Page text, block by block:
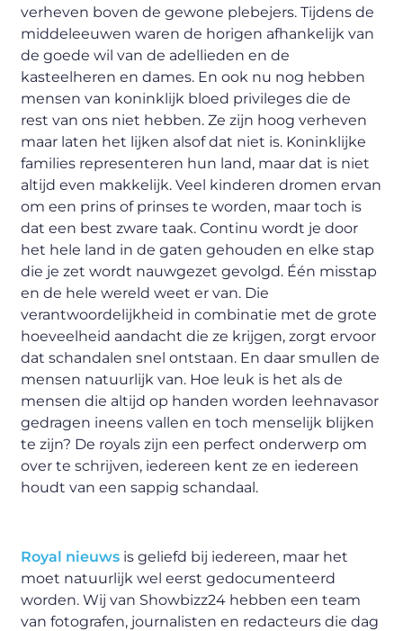
verheven boven de gewone plebejers. Tijdens de
middeleeuwen waren de horigen afhankelijk van
de goede wil van de adellieden en de
kasteelheren en dames. En ook nu nog hebben
mensen van koninklijk bloed privileges die de
rest van ons niet hebben. Ze zijn hoog verheven
maar laten het lijken alsof dat niet is. Koninklijke
families representeren hun land, maar dat is niet
altijd even makkelijk. Veel kinderen dromen ervan
om een prins of prinses te worden, maar toch is
dat een best zware taak. Continu wordt je door
het hele land in de gaten gehouden en elke stap
die je zet wordt nauwgezet gevolgd. Één misstap
en de hele wereld weet er van. Die
verantwoordelijkheid in combinatie met de grote
hoeveelheid aandacht die ze krijgen, zorgt ervoor
dat schandalen snel ontstaan. En daar smullen de
mensen natuurlijk van. Hoe leuk is het als de
mensen die altijd op handen worden leehnavasor
gedragen ineens vallen en toch menselijk blijken
te zijn? De royals zijn een perfect onderwerp om
over te schrijven, iedereen kent ze en iedereen
houdt van een sappig schandaal.
Royal nieuws is geliefd bij iedereen, maar het
moet natuurlijk wel eerst gedocumenteerd
worden. Wij van Showbizz24 hebben een team
van fotografen, journalisten en redacteurs die dag